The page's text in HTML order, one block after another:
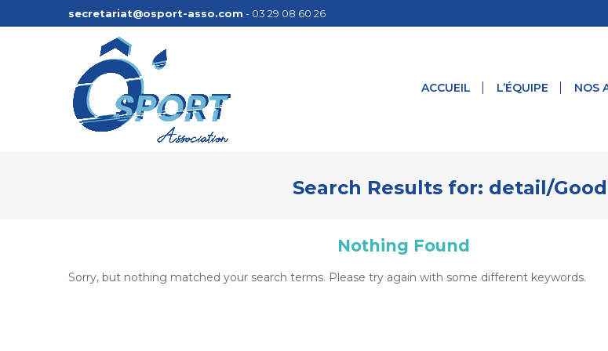
secretariat@osport-asso.com - 03 29 08 60 26
ACCUEIL L’ÉQUIPE NOS
Search Results for: detail/
Nothing Found
Sorry, but nothing matched your search terms. Please try again with some different keywords.